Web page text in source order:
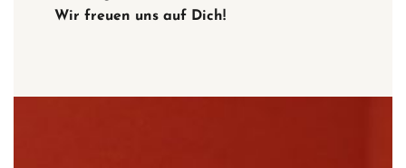
Wir freuen uns auf Dich!